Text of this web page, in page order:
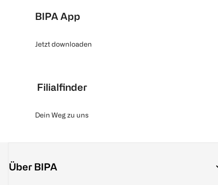
BIPA App
Jetzt downloaden
Filialfinder
Dein Weg zu uns
Über BIPA